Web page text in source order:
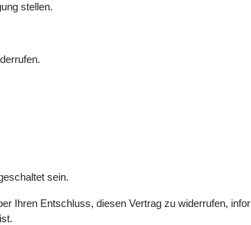
stellen.
sein.
Ihren Entschluss, diesen Vertrag zu widerrufen,